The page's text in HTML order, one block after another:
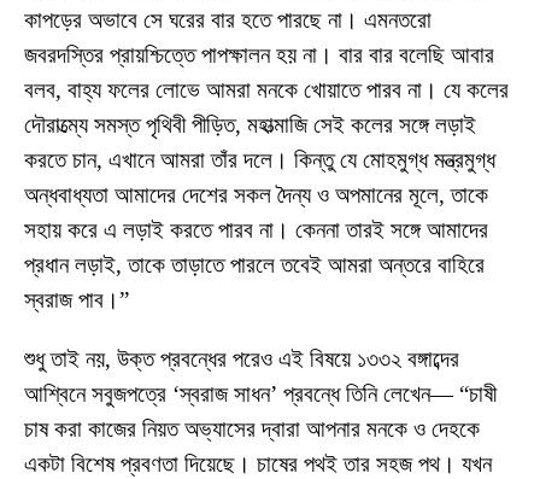
কাপড়ের অভাবে সে ঘরের বার হতে পারছে না। এমনতরো
জবরদস্তির প্রায়শ্চিত্তে পাপক্ষালন হয় না। বার বার বলেছি আবার
বলব, বাহ্য ফলের লোভে আমরা মনকে খোয়াতে পারব না। যে কলের
দৌরাত্ম্যে সমস্ত পৃথিবী পীড়িত, মহাত্মাজি সেই কলের সঙ্গে লড়াই
করতে চান, এখানে আমরা তাঁর দলে। কিন্তু যে মোহমুগ্ধ মন্ত্রমুগ্ধ
অন্ধবাধ্যতা আমাদের দেশের সকল দৈন্য ও অপমানের মূলে, তাকে
সহায় করে এ লড়াই করতে পারব না। কেননা তারই সঙ্গে আমাদের
প্রধান লড়াই, তাকে তাড়াতে পারলে তবেই আমরা অন্তরে বাহিরে
স্বরাজ পাব।”
শুধু তাই নয়, উক্ত প্রবন্ধের পরেও এই বিষয়ে ১৩৩২ বঙ্গাব্দের
আশ্বিনে সবুজপত্রে ‘স্বরাজ সাধন’ প্রবন্ধে তিনি লেখেন— “চাষী
চাষ করা কাজের নিয়ত অভ্যাসের দ্বারা আপনার মনকে ও দেহকে
একটা বিশেষ প্রবণতা দিয়েছে। চাষের পথই তার সহজ পথ। যখন